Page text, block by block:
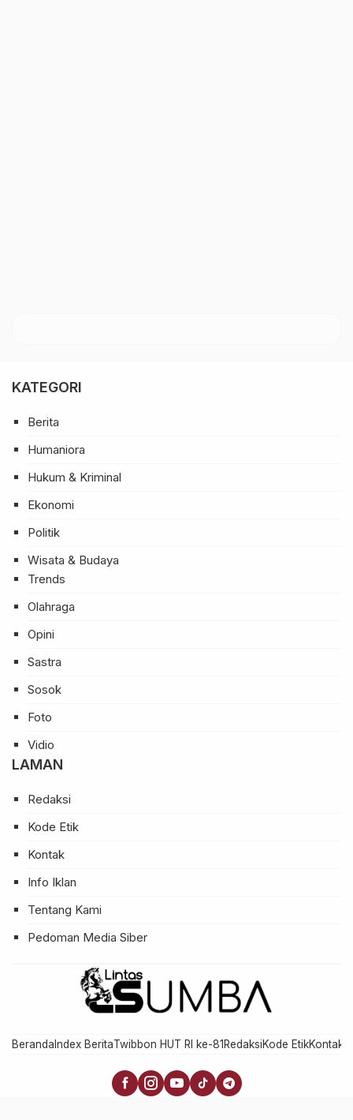
KATEGORI
Berita
Humaniora
Hukum & Kriminal
Ekonomi
Politik
Wisata & Budaya
Trends
Olahraga
Opini
Sastra
Sosok
Foto
Vidio
LAMAN
Redaksi
Kode Etik
Kontak
Info Iklan
Tentang Kami
Pedoman Media Siber
BerandaIndex BeritaTwibbon HUT RI ke-81RedaksiKode EtikKontak